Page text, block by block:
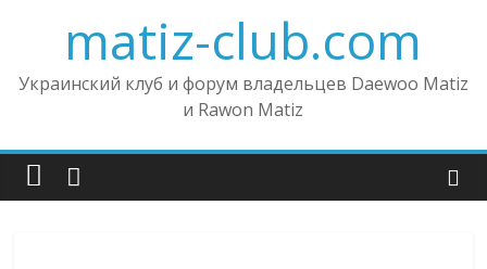
matiz-club.com
Украинский клуб и форум владельцев Daewoo Matiz
и Rawon Matiz